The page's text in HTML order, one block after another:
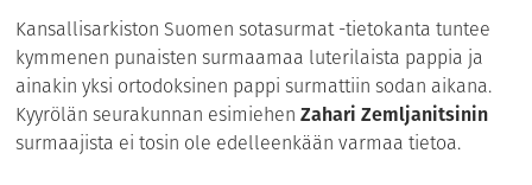
Kansallisarkiston Suomen sotasurmat -tietokanta tuntee
kymmenen punaisten surmaamaa luterilaista pappia ja
ainakin yksi ortodoksinen pappi surmattiin sodan aikana.
Kyyrölän seurakunnan esimiehenZahari Zemljanitsinin
surmaajista ei tosin ole edelleenkään varmaa tietoa.